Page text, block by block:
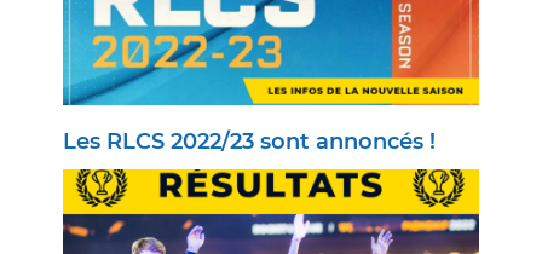
Les RLCS 2022/23 sont annoncés !